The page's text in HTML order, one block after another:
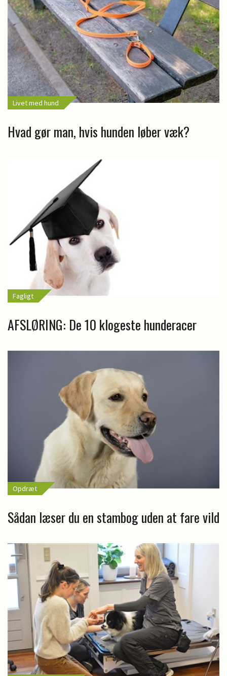
Livet med hund
Hvad gør man, hvis hunden løber væk?
Fagligt
AFSLØRING: De 10 klogeste hunderacer
Opdræt
Sådan læser du en stambog uden at fare vild